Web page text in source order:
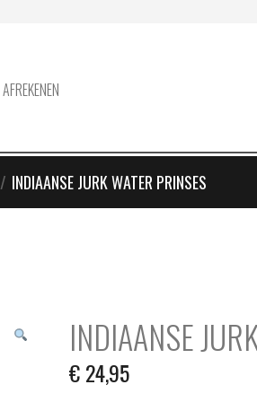
AFREKENEN
/ INDIAANSE JURK WATER PRINSES
INDIAANSE
€24,95